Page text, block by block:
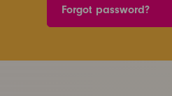
Forgot password?